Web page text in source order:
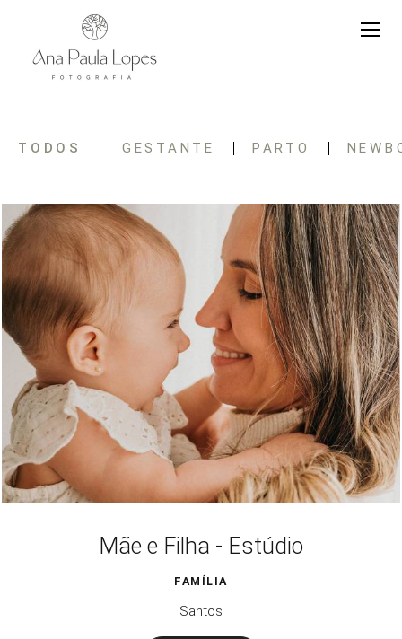
TODOS GESTANTE PARTO
Mãe e Filha - Estúdio
FAMÍLIA
Santos